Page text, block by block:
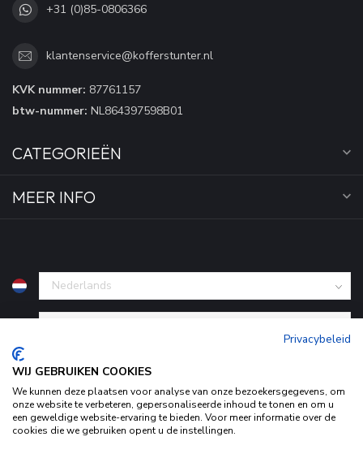
+31 (0)85-0806366
klantenservice@kofferstunter.nl
KVK nummer: 87761157
btw-nummer: NL864397598B01
CATEGORIEËN
MEER INFO
Privacybeleid
WIJ GEBRUIKEN COOKIES
We kunnen deze plaatsen voor analyse van onze bezoekersgegevens, om
onze website te verbeteren, gepersonaliseerde inhoud te tonen en om u
een geweldige website-ervaring te bieden. Voor meer informatie over de
cookies die we gebruiken opent u de instellingen.